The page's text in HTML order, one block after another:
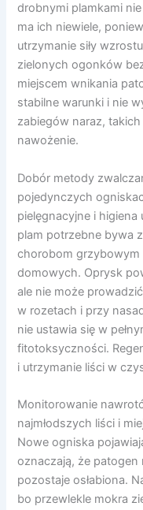
drobnymi plamkami
ma ich niewiele,
utrzymanie siły
zielonych ogonków
miejscem wnikania
stabilne warunki i nie
zabiegów naraz,
nawożenie.
Dobór metody
pojedynczych
pielęgnacyjne i
plam potrzebne bywa
chorobom
domowych. Oprysk
ale nie może
w rozetach i przy
nie ustawia się w
fitotoksyczności.
i utrzymanie liści w
Monitorowanie
najmłodszych liści i
Nowe ogniska
oznaczają, że
pozostaje osłabiona.
bo przewlekle mokra